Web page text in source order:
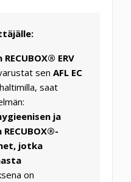
ERV
sen AFL EC
saat
ja
jotka
on